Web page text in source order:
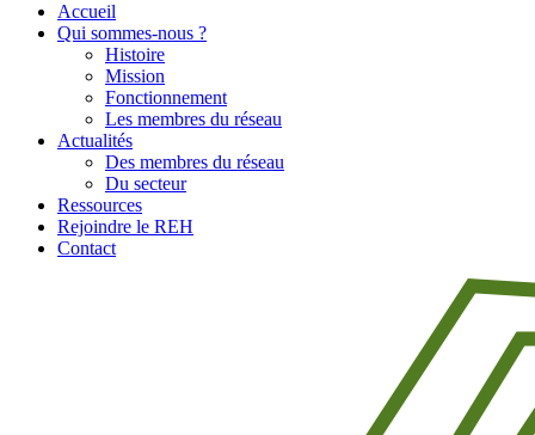
Accueil
Qui sommes-nous ?
Histoire
Mission
Fonctionnement
Les membres du réseau
Actualités
Des membres du réseau
Du secteur
Ressources
Rejoindre le REH
Contact